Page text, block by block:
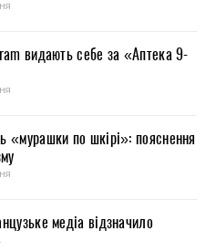
видають себе за «Аптека 9-
«мурашки по шкірі»: пояснення
медіа відзначило